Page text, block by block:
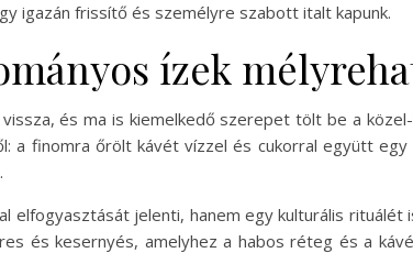
igazán frissítő és személyre szabott italt kapunk.
ízek
és ma is kiemelkedő szerepet tölt be a
a finomra őrölt kávét vízzel és cukorral együtt
elfogyasztását jelenti, hanem egy kulturális
és kesernyés, amelyhez a habos réteg és a